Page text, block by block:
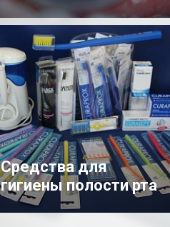
Подробнее
Средства для
гигиены полости рта